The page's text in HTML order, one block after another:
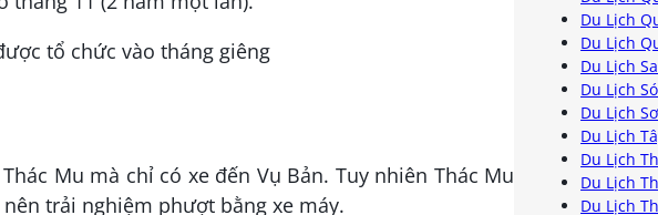
tổ chức vào tháng giêng
Mu mà chỉ có xe đến Vụ Bản. Tuy nhiên Thác Mu
trải nghiệm phượt bằng xe máy.
Du Lịch
Du Lịch
Du Lịch
Du Lịch
Du Lịch
Du Lịch
Du Lịch
Du Lịch
Du Lịch